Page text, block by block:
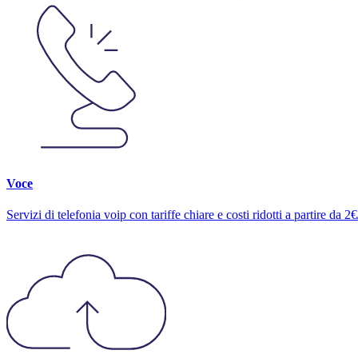
Voce
Servizi di telefonia voip con tariffe chiare e costi ridotti a partire da